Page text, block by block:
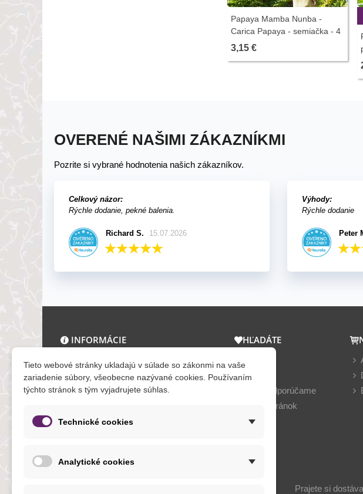
Papaya Mamba Nunba -
Carica Papaya - semiačka - 4
ks
3,15 €
OVERENÉ NAŠIMI ZÁKAZNÍKMI
Pozrite si vybrané hodnotenia našich zákazníkov.
Celkový názor:
Rýchle dodanie, pekné balenia.
Richard S. 15.07.2026
Výhody:
Rýchle dodanie
Peter
INFORMÁCIE
O nás a kontakt
Obchodné podmienky
Ochrana osobných údajov
Formuláre
HĽADÁTE
Novinky
Teraz odporúčame
Mapa stránok
NOVINKY
Prajete si
Tieto webové stránky ukladajú v súlade so zákonmi na vaše
zariadenie súbory, všeobecne nazývané cookies. Používaním
týchto stránok s tým vyjadrujete súhlas.
Technické cookies
Analytické cookies